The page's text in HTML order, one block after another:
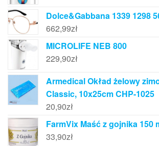
Dolce&Gabbana 1339 1298
662,99zł
MICROLIFE NEB 800
229,90zł
Armedical Okład żelowy
Classic, 10x25cm CHP-1025
20,90zł
FarmVix Maść z gojnika 150
33,90zł